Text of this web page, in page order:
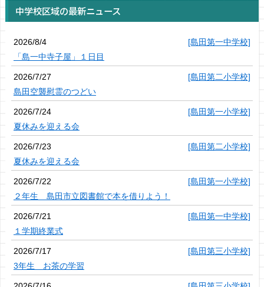
中学校区域の最新ニュース
2026/8/4
[島田第一中学校]
「島一中寺子屋」１日目
2026/7/27
[島田第二小学校]
島田空襲慰霊のつどい
2026/7/24
[島田第一小学校]
夏休みを迎える会
2026/7/23
[島田第二小学校]
夏休みを迎える会
2026/7/22
[島田第一小学校]
２年生 島田市立図書館で本を借りよう！
2026/7/21
[島田第一中学校]
１学期終業式
2026/7/17
[島田第三小学校]
3年生 お茶の学習